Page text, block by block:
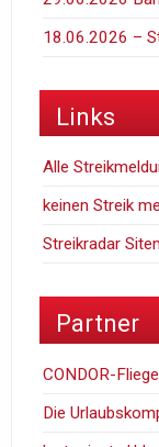
18.06.2026 –
Links
Alle
keinen Streik
Streikradar
Partner
CONDOR-
Die